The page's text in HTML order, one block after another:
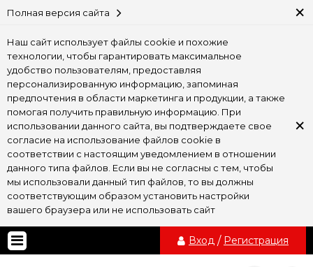
Полная версия сайта ×
Наш сайт использует файлы cookie и похожие
технологии, чтобы гарантировать максимальное
удобство пользователям, предоставляя
персонализированную информацию, запоминая
предпочтения в области маркетинга и продукции, а также
помогая получить правильную информацию. При
использовании данного сайта, вы подтверждаете свое
согласие на использование файлов cookie в
соответствии с настоящим уведомлением в отношении
данного типа файлов. Если вы не согласны с тем, чтобы
мы использовали данный тип файлов, то вы должны
соответствующим образом установить настройки
вашего браузера или не использовать сайт
×
Вход / Регистрация